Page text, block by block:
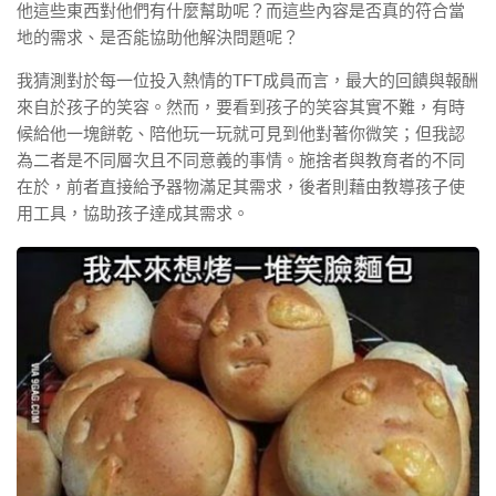
他這些東西對他們有什麼幫助呢？而這些內容是否真的符合當
地的需求、是否能協助他解決問題呢？
我猜測對於每一位投入熱情的TFT成員而言，最大的回饋與報酬
來自於孩子的笑容。然而，要看到孩子的笑容其實不難，有時
候給他一塊餅乾、陪他玩一玩就可見到他對著你微笑；但我認
為二者是不同層次且不同意義的事情。施捨者與教育者的不同
在於，前者直接給予器物滿足其需求，後者則藉由教導孩子使
用工具，協助孩子達成其需求。